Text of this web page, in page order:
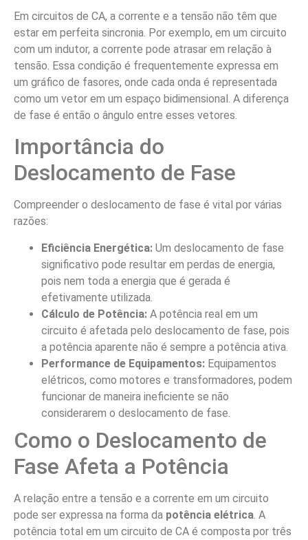
Em circuitos de CA, a corrente e a tensão não têm que
estar em perfeita sincronia. Por exemplo, em um circuito
com um indutor, a corrente pode atrasar em relação à
tensão. Essa condição é frequentemente expressa em
um gráfico de fasores, onde cada onda é representada
como um vetor em um espaço bidimensional. A diferença
de fase é então o ângulo entre esses vetores.
Importância do
Deslocamento de Fase
Compreender o deslocamento de fase é vital por várias
razões:
Eficiência Energética: Um deslocamento de fase
significativo pode resultar em perdas de energia,
pois nem toda a energia que é gerada é
efetivamente utilizada.
Cálculo de Potência: A potência real em um
circuito é afetada pelo deslocamento de fase, pois
a potência aparente não é sempre a potência ativa.
Performance de Equipamentos: Equipamentos
elétricos, como motores e transformadores, podem
funcionar de maneira ineficiente se não
considerarem o deslocamento de fase.
Como o Deslocamento de
Fase Afeta a Potência
A relação entre a tensão e a corrente em um circuito
pode ser expressa na forma da potência elétrica . A
potência total em um circuito de CA é composta por três